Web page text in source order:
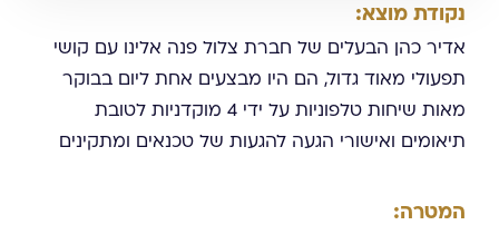
נקודת מוצא:
אדיר כהן הבעלים של חברת צלול פנה אלינו עם קושי
תפעולי מאוד גדול, הם היו מבצעים אחת ליום בבוקר
מאות שיחות טלפוניות על ידי 4 מוקדניות לטובת
תיאומים ואישורי הגעה להגעות של טכנאים ומתקינים
המטרה: